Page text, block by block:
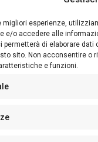
migliori esperienze,
e/o accedere alle
permetterà di elaborare dati
sito. Non acconsentire o
e funzioni.
Giampaolo
di iscrizione al ROC: